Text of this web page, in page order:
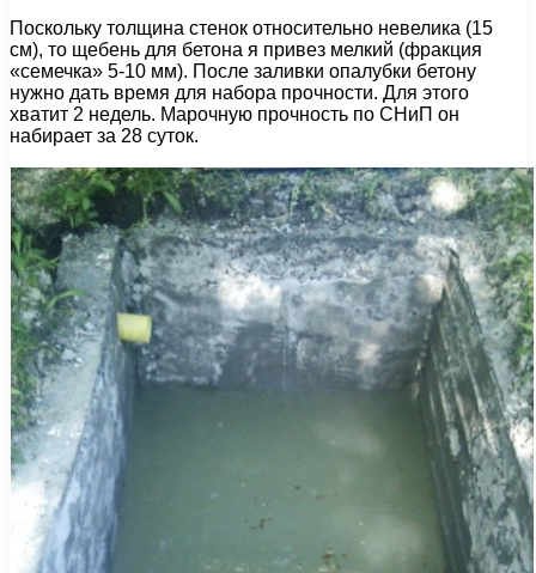
Поскольку толщина стенок относительно невелика (15
см), то щебень для бетона я привез мелкий (фракция
«семечка» 5-10 мм). После заливки опалубки бетону
нужно дать время для набора прочности. Для этого
хватит 2 недель. Марочную прочность по СНиП он
набирает за 28 суток.